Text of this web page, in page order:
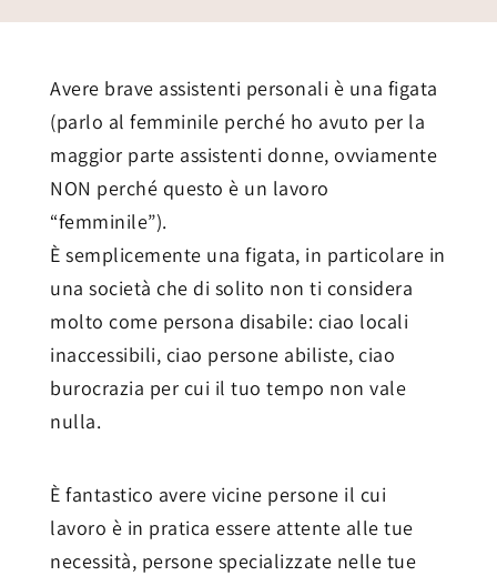
Avere brave assistenti personali è una figata
(parlo al femminile perché ho avuto per la
maggior parte assistenti donne, ovviamente
NON perché questo è un lavoro
“femminile”).
È semplicemente una figata, in particolare in
una società che di solito non ti considera
molto come persona disabile: ciao locali
inaccessibili, ciao persone abiliste, ciao
burocrazia per cui il tuo tempo non vale
nulla.
È fantastico avere vicine persone il cui
lavoro è in pratica essere attente alle tue
necessità, persone specializzate nelle tue